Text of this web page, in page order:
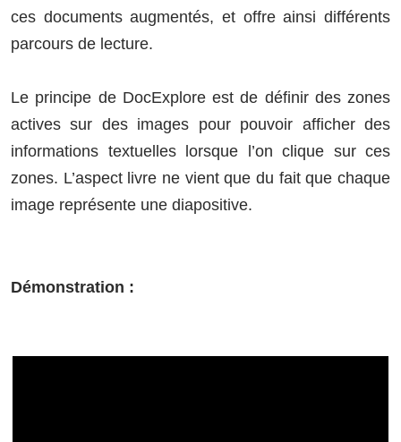
ces documents augmentés, et offre ainsi différents
parcours de lecture.
Le principe de DocExplore est de définir des zones
actives sur des images pour pouvoir afficher des
informations textuelles lorsque l’on clique sur ces
zones. L’aspect livre ne vient que du fait que chaque
image représente une diapositive.
Démonstration :